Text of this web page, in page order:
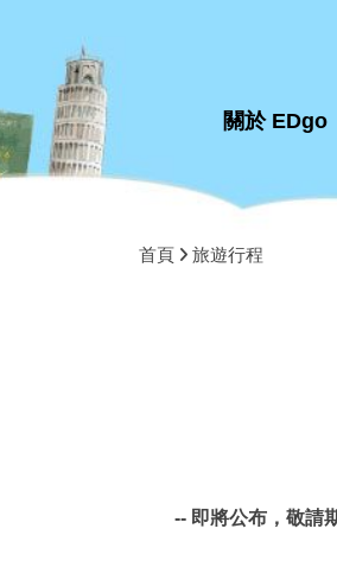
關於 EDgo
關於 EDgo
首頁 旅遊行程
-- 即將公布，敬請